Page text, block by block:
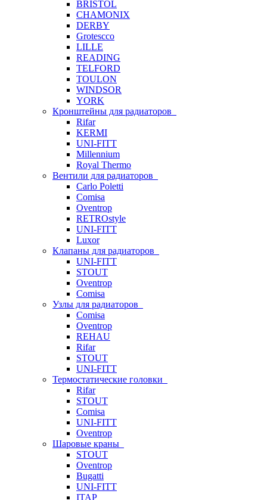
BRISTOL
CHAMONIX
DERBY
Grotescco
LILLE
READING
TELFORD
TOULON
WINDSOR
YORK
Кронштейны для радиаторов
Rifar
KERMI
UNI-FITT
Millennium
Royal Thermo
Вентили для радиаторов
Carlo Poletti
Comisa
Oventrop
RETROstyle
UNI-FITT
Luxor
Клапаны для радиаторов
UNI-FITT
STOUT
Oventrop
Comisa
Узлы для радиаторов
Comisa
Oventrop
REHAU
Rifar
STOUT
UNI-FITT
Термостатические головки
Rifar
STOUT
Comisa
UNI-FITT
Oventrop
Шаровые краны
STOUT
Oventrop
Bugatti
UNI-FITT
ITAP